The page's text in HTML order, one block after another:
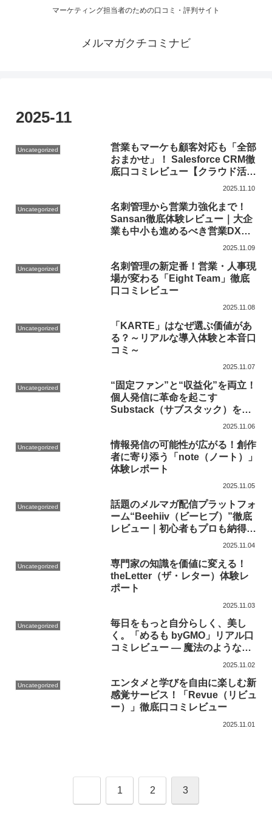
マーケティング担当者のための口コミ・評判サイト
メルマガクチコミナビ
2025-11
Uncategorized
営業もマーケも顧客対応も「全部
おまかせ」！ Salesforce CRM徹
底口コミレビュー【クラウド活用
2025.11.10
Uncategorized
名刺管理から営業力強化まで！
Sansan徹底体験レビュー｜大企
業も中小も進めるべき営業DXの
2025.11.09
Uncategorized
名刺管理の新定番！営業・人事現
場が変わる「Eight Team」徹底
口コミレビュー
2025.11.08
Uncategorized
「KARTE」はなぜ選ぶ価値があ
る？～リアルな導入体験と本音口
コミ～
2025.11.07
Uncategorized
“固定ファン”と“収益化”を両立！
個人発信に革命を起こす
Substack（サブスタック）を徹
底口コミ【起業家＆情報発信者必
2025.11.06
Uncategorized
情報発信の可能性が広がる！創作
者に寄り添う「note（ノート）」
体験レポート
2025.11.05
Uncategorized
話題のメルマガ配信プラットフォ
ーム“Beehiiv（ビーヒブ）”徹底
レビュー｜初心者もプロも納得の
直感操作と多機能性とは？2025.11.04
Uncategorized
専門家の知識を価値に変える！
theLetter（ザ・レター）体験レ
ポート
2025.11.03
Uncategorized
毎日をもっと自分らしく、美し
く。「めるも byGMO」リアル口
コミレビュー ― 魔法のような日
2025.11.02
Uncategorized
エンタメと学びを自由に楽しむ新
感覚サービス！「Revue（リビュ
ー）」徹底口コミレビュー
2025.11.01
1 2 3